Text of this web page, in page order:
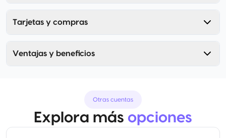
Tarjetas y compras
Ventajas y beneficios
Otras cuentas
Explora más opciones